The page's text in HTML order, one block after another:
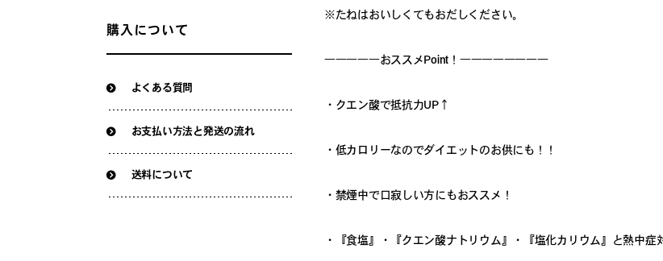
購入について
よくある質問
お支払い方法と発送の流れ
送料について
※たねはおいしくてもおだしください。
―――――おススメPoint！――――――――
・クエン酸で抵抗力UP↑
・低カロリーなのでダイエットのお供にも！！
・禁煙中で口寂しい方にもおススメ！
・『食塩』・『クエン酸ナトリウム』・『塩化カリウム』と熱中症